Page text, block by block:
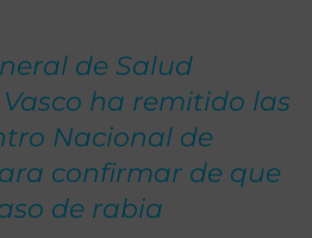
de Salud
ha remitido las
Nacional de
confirmar de que
de rabia